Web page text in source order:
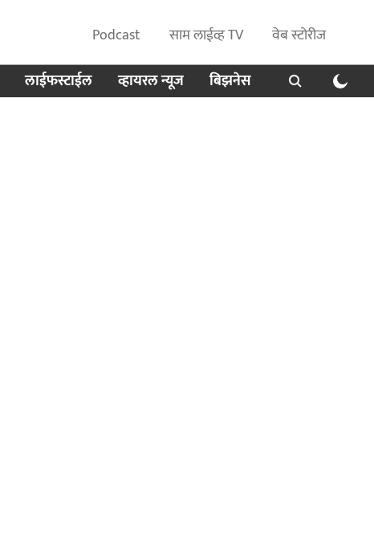
Podcast साम लाईव्ह TV
वेब स्टोरीज
लाईफस्टाईल व्हायरल न्यूज बिझनेस